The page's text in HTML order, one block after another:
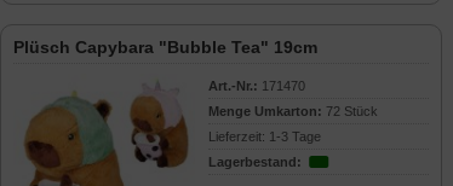
Plüsch Capybara "Bubble Tea" 19cm
Art.-Nr.: 171470
Menge Umkarton: 72 Stück
Lieferzeit: 1-3 Tage
Lagerbestand: